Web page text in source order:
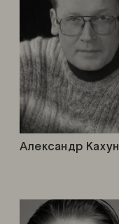
Александр Кахун